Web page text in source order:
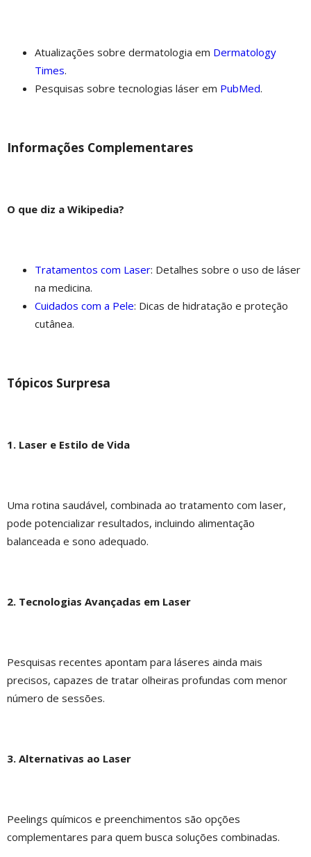
Atualizações sobre dermatologia em Dermatology
Times.
Pesquisas sobre tecnologias láser em PubMed.
Informações Complementares
O que diz a Wikipedia?
Tratamentos com Laser: Detalhes sobre o uso de láser
na medicina.
Cuidados com a Pele: Dicas de hidratação e proteção
cutânea.
Tópicos Surpresa
1. Laser e Estilo de Vida
Uma rotina saudável, combinada ao tratamento com laser,
pode potencializar resultados, incluindo alimentação
balanceada e sono adequado.
2. Tecnologias Avançadas em Laser
Pesquisas recentes apontam para láseres ainda mais
precisos, capazes de tratar olheiras profundas com menor
número de sessões.
3. Alternativas ao Laser
Peelings químicos e preenchimentos são opções
complementares para quem busca soluções combinadas.